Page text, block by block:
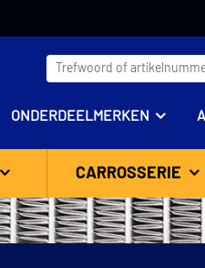
ONDERDEELMERKEN
CARROSSERIE